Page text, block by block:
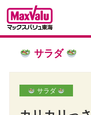
サラダ
サラダ